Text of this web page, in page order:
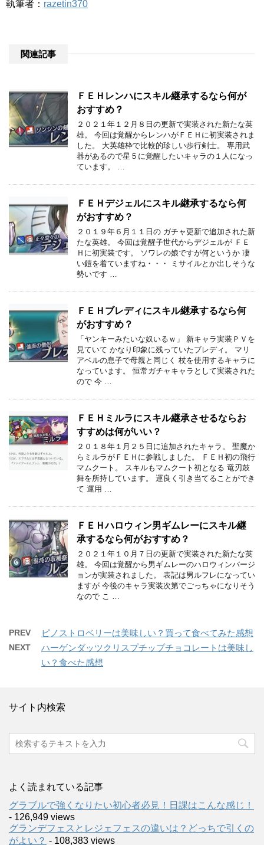
執筆者： razetin370
関連記事
ＦＥＨレンハにスキル継承するなら何が
おすすめ？
２０２１年１２月８日の更新で実装された新たな英
雄。 今回は覚醒からレンハがＦＥＨに初実装されま
した。 大英雄枠で比較的珍しい歩行剣士。 専用武
器があるので星５に覚醒したいキャラの１人になっ
ています。 …
ＦＥＨデジェルにスキル継承するなら何
がおすすめ？
２０１９年６月１１日の ガチャ更新で追加された新
たな英雄。 今回は覚醒子世代からデジェルが ＦＥ
Ｈに初実装です。 ソワレの娘ですが何というか 凄
い鎧を着ていますね・・・ ミサイルとか出しそうな
勢いです …
ＦＥＨブレディにスキル継承するなら何
がおすすめ？
「ヤンキーみたいな奴いるｗ」 新キャラ実装ＰＶを
見ていて かなり印象に残っていたブレディ。 マリ
アベルの息子で母親と同じく 杖を使用するキャラに
なっています。 恒常ガチャキャラとして実装された
ので 今 …
ＦＥＨミルラにスキル継承させるならお
すすめは何がいい？
２０１８年１月２５日に追加されたキャラ。 聖魔か
らミルラがＦＥＨに参戦しました。 ＦＥＨ初の飛行
マムクート。 スキルもマムクート初となる 竜刃鼓
舞を所持しています。 運良く引き当てることができ
て 運用 …
ＦＥＨハロウィン男ギムレーにスキル継
承するなら何がおすすめ？
２０２１年１０月７日の更新で実装された新たな英
雄。 今回は覚醒から男ギムレーのハロウィンバージ
ョンが実装されました。 表記は男ルフレになってい
ますが 今後のキャラ実装次第でごっちゃになりそう
なので こ …
PREV ピノストロベリーは美味しい？買って食べてみた感想
NEXT
ハーゲンダッツクリスプチップチョコレートは美味し
い？食べた感想
サイト内検索
よく読まれている記事
グラブルで強くなりたい初心者必見！日課はこんな感じ！
- 126,949 views
グランデフェスとレジェフェスの違いは？どっちで引くの
がよい？ - 108,383 views